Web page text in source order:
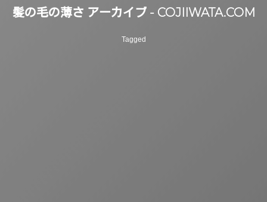
髪の毛の薄さ アーカイブ - COJIIWATA.COM
Tagged